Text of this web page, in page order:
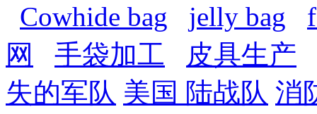
Cowhide bag
jelly bag
网
手袋加工
皮具生产
失的军队 美国 陆战队 消